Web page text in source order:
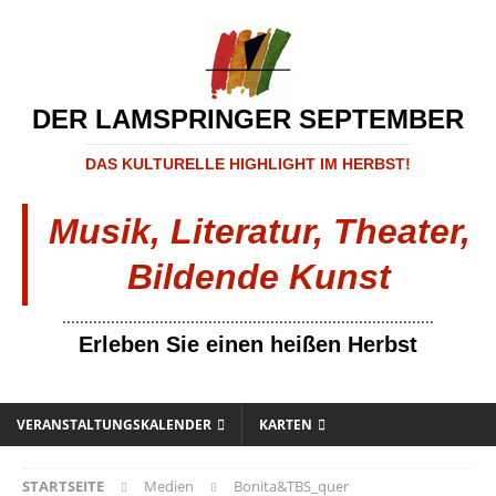
DER LAMSPRINGER SEPTEMBER
DAS KULTURELLE HIGHLIGHT IM HERBST!
Musik, Literatur, Theater,
Bildende Kunst
....................................................................................
Erleben Sie einen heißen Herbst
VERANSTALTUNGSKALENDER KARTEN
STARTSEITE Medien Bonita&TBS_quer